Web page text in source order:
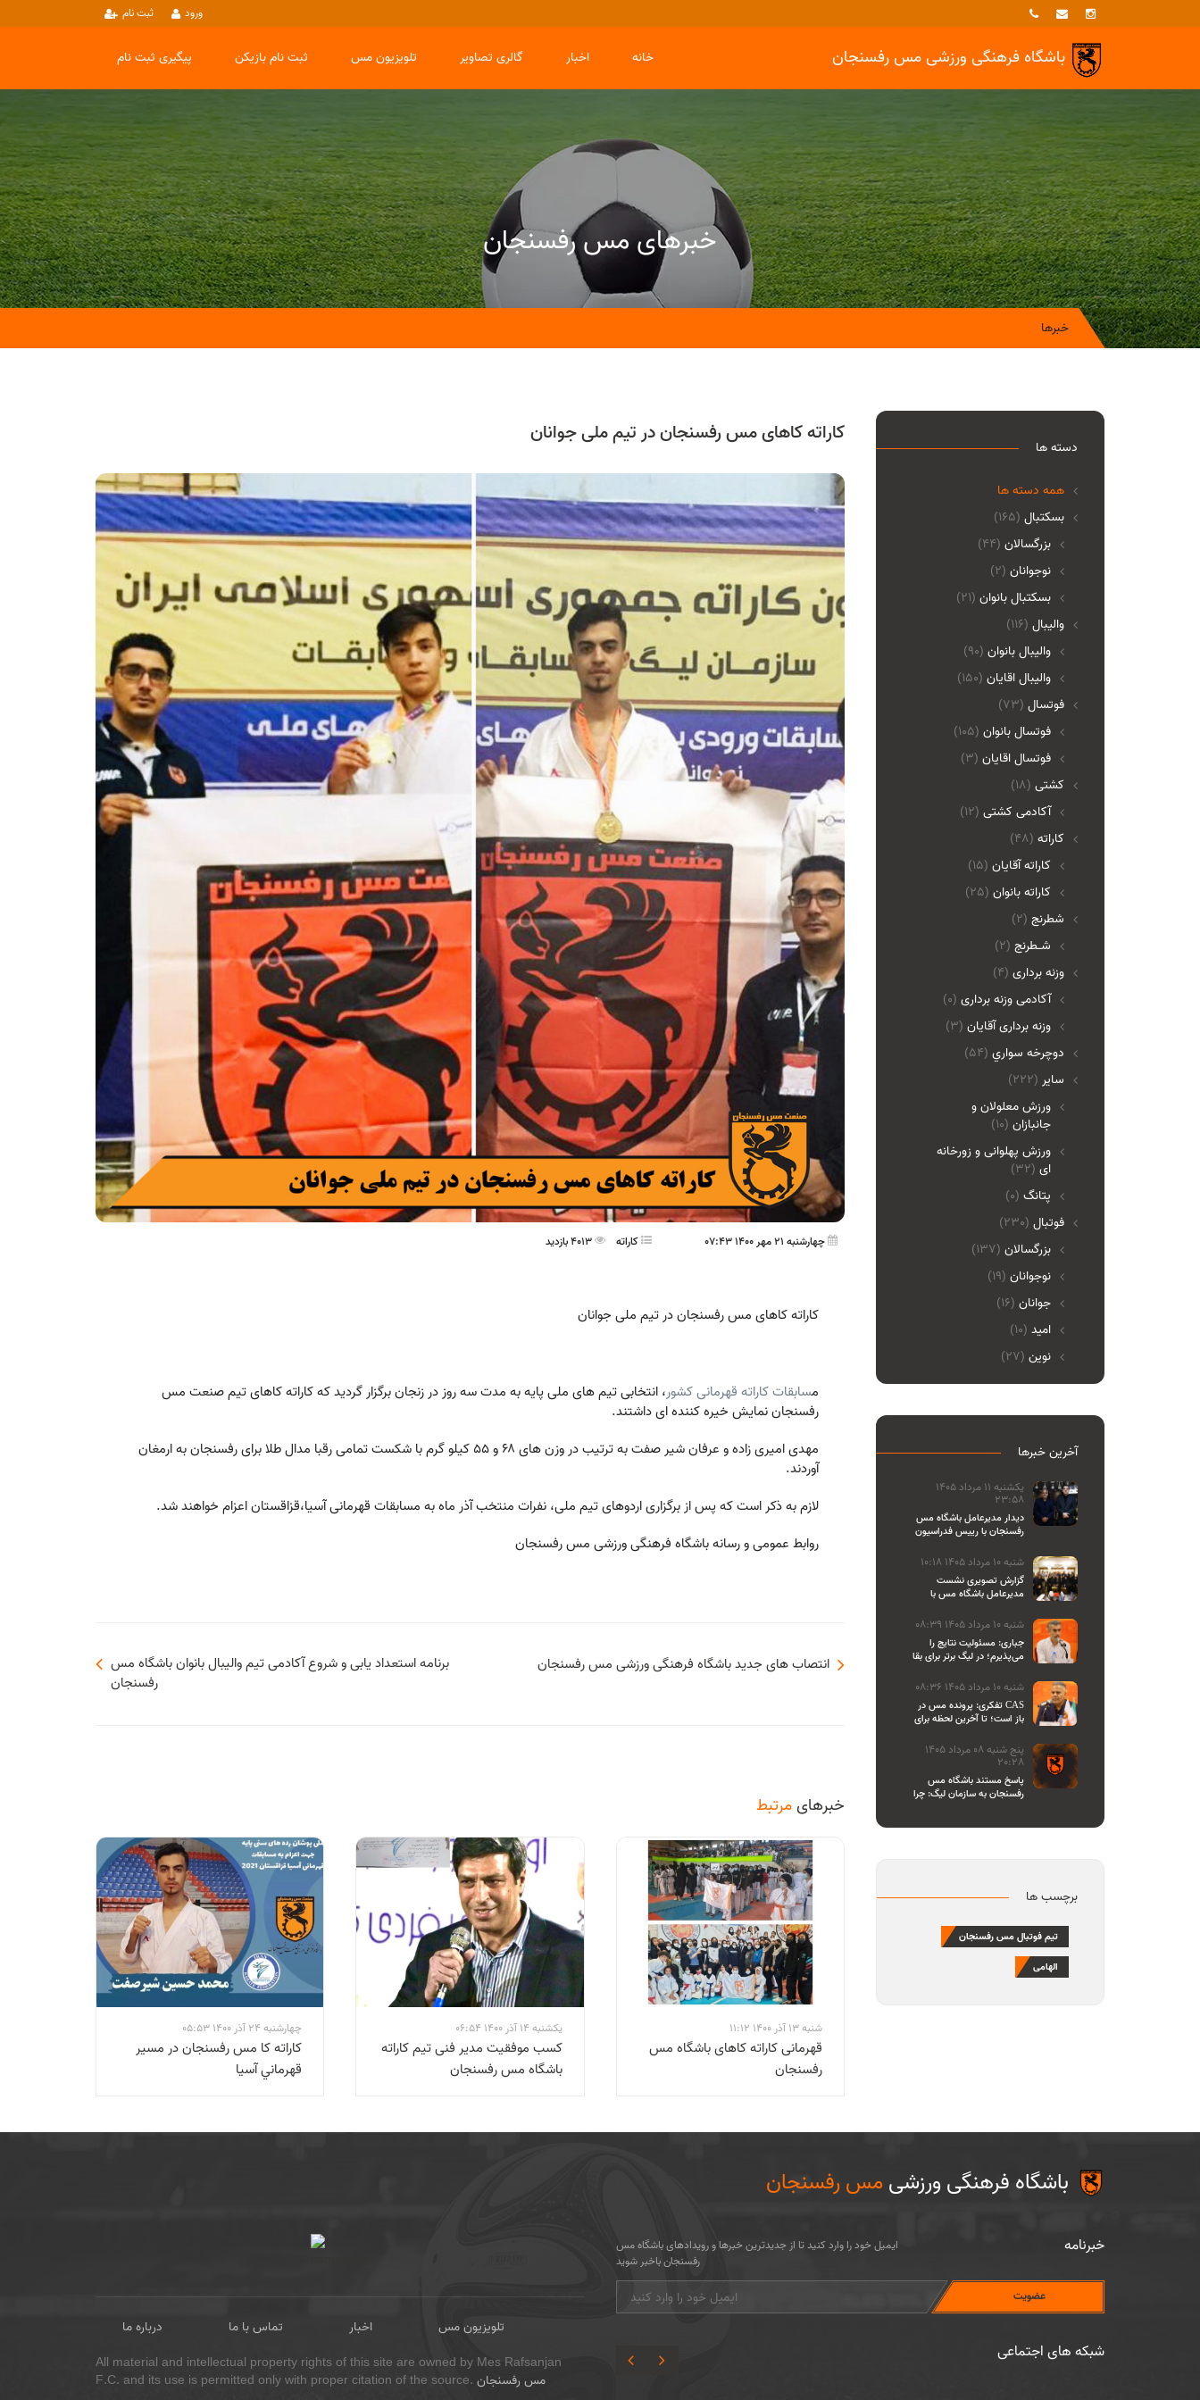
ثبت نام ورود
باشگاه فرهنگی ورزشیمس رفسنجان پیگیری ثبت نام ثبت نام بازیکن تلویزیون مس گالری تصاویر اخبار خانه
خبرهای مس رفسنجان
خبرها
کاراته کاهای مس رفسنجان در تیم ملی جوانان
چهارشنبه 21 مهر 1400 07:43 کاراته 4013 بازدید
کاراته کاهای مس رفسنجان در تیم ملی جوانان
مسابقات کاراته قهرمانی کشور، انتخابی تیم های ملی پایه به مدت سه روز در زنجان برگزار گردید که کاراته کاهای تیم صنعت مس
رفسنجان نمایش خیره کننده ای داشتند.
مهدی امیری زاده و عرفان شیر صفت به ترتیب در وزن های ۶۸ و ۵۵ کیلو گرم با شکست تمامی رقبا مدال طلا برای رفسنجان به ارمغان
آوردند.
لازم به ذکر است که پس از برگزاری اردوهای تیم ملی، نفرات منتخب آذر ماه به مسابقات قهرمانی آسیا،قزاقستان اعزام خواهند شد.
روابط عمومی و رسانه باشگاه فرهنگی ورزشی مس رفسنجان
برنامه استعداد یابی و شروع آکادمی تیم والیبال بانوان باشگاه مس
رفسنجان
انتصاب های جدید باشگاه فرهنگی ورزشی مس رفسنجان
خبرهایمرتبط
شنبه 13 آذر 1400 11:12
قهرمانی کاراته کاهای باشگاه مس
رفسنجان
یکشنبه 14 آذر 1400 06:54
کسب موفقیت مدیر فنی تیم کاراته
باشگاه مس رفسنجان
چهارشنبه 24 آذر 1400 05:53
كاراته كا مس رفسنجان در مسير
قهرماني آسيا
دسته ها
همه دسته ها
(165) بسکتبال
بزرگسالان (44)
نوجوانان (2)
بسکتبال بانوان (21)
(116) والیبال
واليبال بانوان (90)
واليبال اقايان (150)
(73) فوتسال
فوتسال بانوان (105)
فوتسال اقايان (3)
(18) کشتی
آکادمی کشتی (12)
(48) کاراته
کاراته آقایان (15)
کاراته بانوان (25)
(2) شطرنج
شـطرنج (2)
(4) وزنه برداری
آکادمی وزنه برداری (0)
وزنه برداری آقایان (3)
(54) دوچرخه سواري
(222) ساير
ورزش معلولان و
جانبازان (10)
ورزش پهلوانی و زورخانه
ای (32)
پتانگ (0)
(230) فوتبال
بزرگسالان (137)
نوجوانان (19)
جوانان (16)
امید (10)
نوین (27)
آخرین خبرها
یکشنبه 11 مرداد 1405
23:58
دیدار مدیرعامل باشگاه مس
رفسنجان با رییس فدراسیون
شنبه 10 مرداد 1405 10:18
گزارش تصویری نشست
مدیرعامل باشگاه مس با
شنبه 10 مرداد 1405 08:39
جباری: مسئولیت نتایج را
می‌پذیرم؛ در لیگ برتر برای بقا
می‌جنگیم
شنبه 10 مرداد 1405 08:36
تفکری: پرونده مس در CAS
باز است؛ تا آخرین لحظه برای
پنج شنبه 08 مرداد 1405
20:28
پاسخ مستند باشگاه مس
رفسنجان به سازمان لیگ: چرا
برچسب ها
تیم فوتبال مس رفسنجان
الهامی
مس رفسنجان باشگاه فرهنگی ورزشی
درباره ما تماس با ما اخبار
تلویزیون مس
All material and intellectual property rights of this site are owned by Mes Rafsanjan
F.C. and its use is permitted only with proper citation of the source. مس رفسنجان
خبرنامه
ایمیل خود را وارد کنید تا از جدیدترین خبرها و رویدادهای باشگاه مس
رفسنجان باخبر شوید
شبکه های اجتماعی